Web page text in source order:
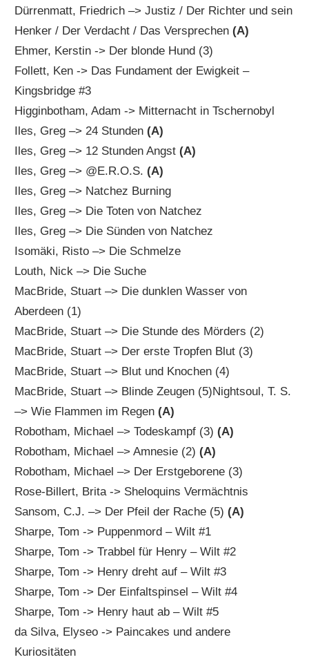
Dürrenmatt, Friedrich –> Justiz / Der Richter und sein
Henker / Der Verdacht / Das Versprechen(A)
Ehmer, Kerstin -> Der blonde Hund (3)
Follett, Ken -> Das Fundament der Ewigkeit –
Kingsbridge #3
Higginbotham, Adam -> Mitternacht in Tschernobyl
Iles, Greg –> 24 Stunden(A)
Iles, Greg –> 12 Stunden Angst(A)
Iles, Greg –> @E.R.O.S.(A)
Iles, Greg –> Natchez Burning
Iles, Greg –> Die Toten von Natchez
Iles, Greg –> Die Sünden von Natchez
Isomäki, Risto –> Die Schmelze
Louth, Nick –> Die Suche
MacBride, Stuart –> Die dunklen Wasser von
Aberdeen (1)
MacBride, Stuart –> Die Stunde des Mörders (2)
MacBride, Stuart –> Der erste Tropfen Blut (3)
MacBride, Stuart –> Blut und Knochen (4)
MacBride, Stuart –> Blinde Zeugen (5)Nightsoul, T. S.
–> Wie Flammen im Regen(A)
Robotham, Michael –> Todeskampf (3)(A)
Robotham, Michael –> Amnesie (2)(A)
Robotham, Michael –> Der Erstgeborene (3)
Rose-Billert, Brita -> Sheloquins Vermächtnis
Sansom, C.J. –> Der Pfeil der Rache (5)(A)
Sharpe, Tom -> Puppenmord – Wilt #1
Sharpe, Tom -> Trabbel für Henry – Wilt #2
Sharpe, Tom -> Henry dreht auf – Wilt #3
Sharpe, Tom -> Der Einfaltspinsel – Wilt #4
Sharpe, Tom -> Henry haut ab – Wilt #5
da Silva, Elyseo -> Paincakes und andere
Kuriositäten